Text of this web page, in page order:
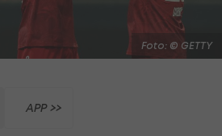
Foto: © GETTY
APP >>